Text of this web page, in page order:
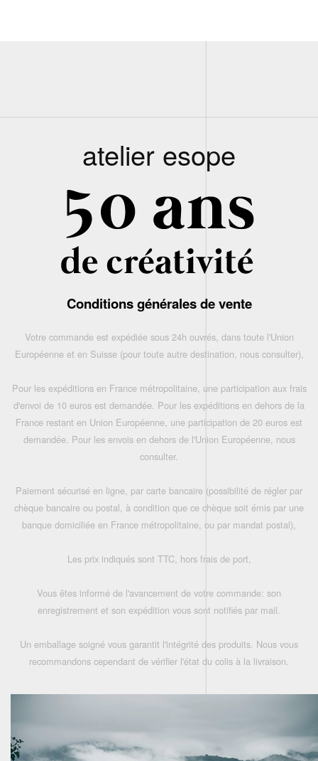
atelier esope
Conditions générales de vente
Votre commande est expédiée sous 24h ouvrés, dans toute l'Union
Européenne et en Suisse (pour toute autre destination, nous consulter),
Pour les expéditions en France métropolitaine, une participation aux frais
d'envoi de 10 euros est demandée. Pour les expéditions en dehors de la
France restant en Union Européenne, une participation de 20 euros est
demandée. Pour les envois en dehors de l'Union Européenne, nous
consulter.
Paiement sécurisé en ligne, par carte bancaire (possibilité de régler par
chèque bancaire ou postal, à condition que ce chèque soit émis par une
banque domiciliée en France métropolitaine, ou par mandat postal),
Les prix indiqués sont TTC, hors frais de port,
Vous êtes informé de l'avancement de votre commande: son
enregistrement et son expédition vous sont notifiés par mail.
Un emballage soigné vous garantit l'intégrité des produits. Nous vous
recommandons cependant de vérifier l'état du colis à la livraison.